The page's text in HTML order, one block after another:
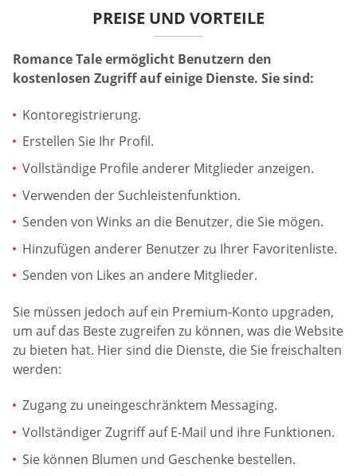
PREISE UND VORTEILE
Romance Tale ermöglicht Benutzern den
kostenlosen Zugriff auf einige Dienste. Sie sind:
Kontoregistrierung.
Erstellen Sie Ihr Profil.
Vollständige Profile anderer Mitglieder anzeigen.
Verwenden der Suchleistenfunktion.
Senden von Winks an die Benutzer, die Sie mögen.
Hinzufügen anderer Benutzer zu Ihrer Favoritenliste.
Senden von Likes an andere Mitglieder.
Sie müssen jedoch auf ein Premium-Konto upgraden,
um auf das Beste zugreifen zu können, was die Website
zu bieten hat. Hier sind die Dienste, die Sie freischalten
werden:
Zugang zu uneingeschränktem Messaging.
Vollständiger Zugriff auf E-Mail und ihre Funktionen.
Sie können Blumen und Geschenke bestellen.